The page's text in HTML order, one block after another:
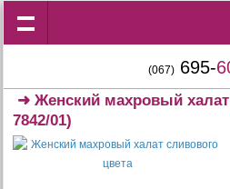
(067) 695-
➜Женский махровый
7842/01)